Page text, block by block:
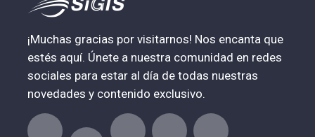
¡Muchas gracias por visitarnos! Nos encanta que
estés aquí. Únete a nuestra comunidad en redes
sociales para estar al día de todas nuestras
novedades y contenido exclusivo.